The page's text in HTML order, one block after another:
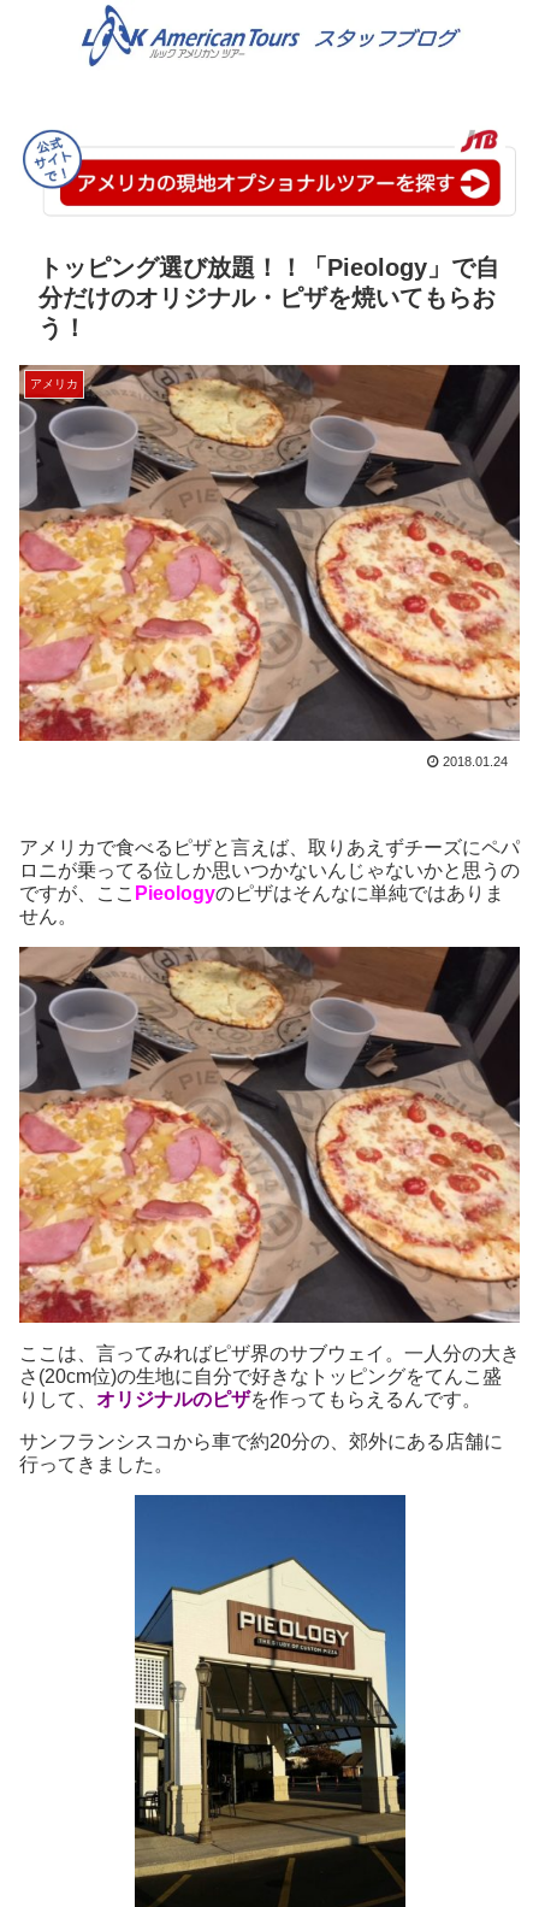
トッピング選び放題！！「Pieology」で自
分だけのオリジナル・ピザを焼いてもらお
う！
アメリカ
2018.01.24
アメリカで食べるピザと言えば、取りあえずチーズにペパ
ロニが乗ってる位しか思いつかないんじゃないかと思うの
ですが、ここ Pieologyのピザはそんなに単純ではありま
せん。
ここは、言ってみればピザ界のサブウェイ。一人分の大き
さ(20cm位)の生地に自分で好きなトッピングをてんこ盛
りして、 オリジナルのピザを作ってもらえるんです。
サンフランシスコから車で約20分の、郊外にある店舗に
行ってきました。